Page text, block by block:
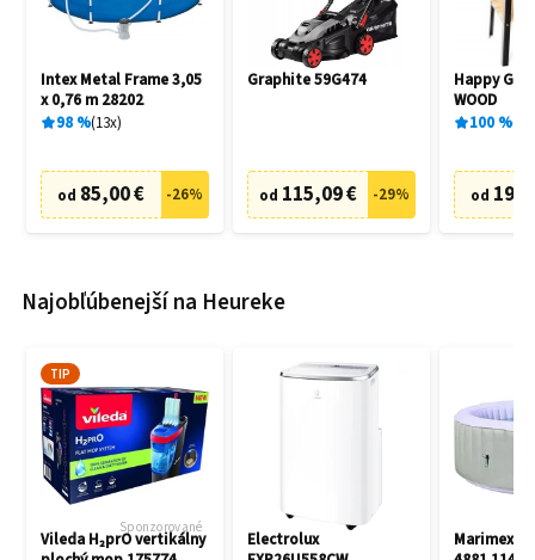
Intex Metal Frame 3,05
x 0,76 m 28202
98% 13x
od 85,00 € -26%
Graphite 59G474
od 115,09 € -29%
Happy
WOOD
100%
od
Najobľúbenejší na Heureke
TIP
Sponzorované
Vileda H₂prO vertikálny
Electrolux
Marimex